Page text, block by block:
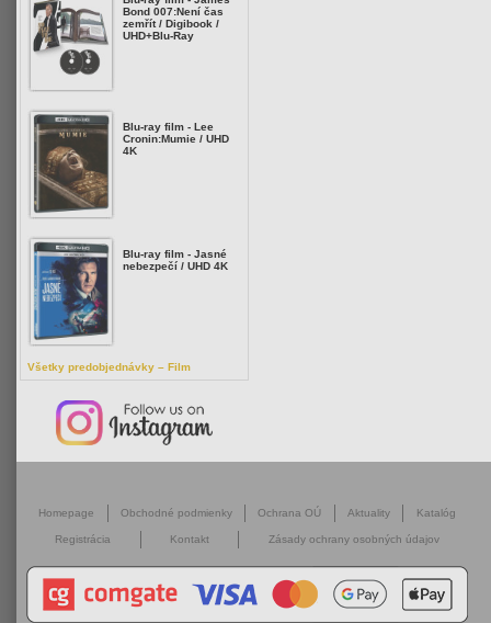
Bond 007:Není čas
zemřít / Digibook /
UHD+Blu-Ray
Blu-ray film - Lee
Cronin:Mumie / UHD
4K
Blu-ray film - Jasné
nebezpečí / UHD 4K
Všetky predobjednávky – Film
Homepage Obchodné podmienky Ochrana OÚ Aktuality Katalóg
Registrácia Kontakt Zásady ochrany osobných údajov